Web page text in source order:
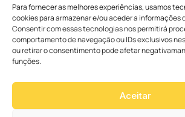
Para fornecer as melhores experiências, usamos
cookies para armazenar e/ou aceder a informações
Consentir com essas tecnologias nos permitirá
comportamento de navegação ou IDs exclusivos
ou retirar o consentimento pode afetar
funções.
Aceitar
Notícias
Notícias da Arquidiocese
Notícias Cáritas
Palavra dos Bispos
Cúria
Fundo
Vicariatos